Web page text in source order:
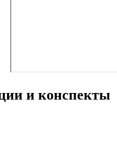
и конспекты